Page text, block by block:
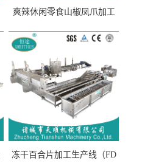
爽辣休闲零食山椒凤爪加工
流水线）
冻干百合片加工生产线（FD